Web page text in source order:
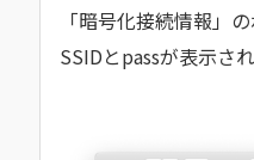
「暗号化接続情報」
SSIDとpassが表示さ